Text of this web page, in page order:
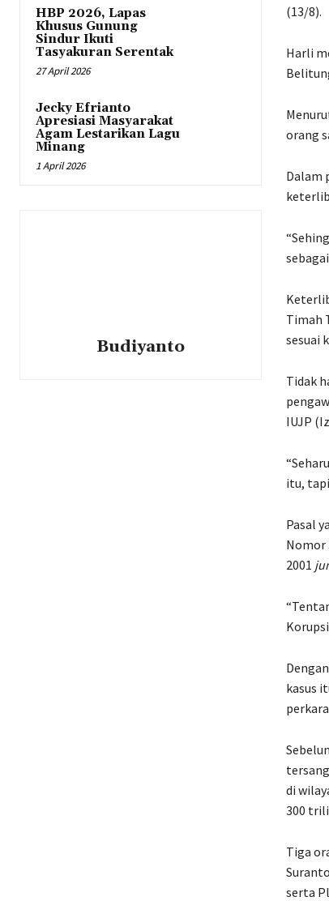
HBP 2026, Lapas
Khusus Gunung
Sindur Ikuti
Tasyakuran Serentak
27 April 2026
Jecky Efrianto
Apresiasi Masyarakat
Agam Lestarikan Lagu
Minang
1 April 2026
Budiyanto
(13/8).
Harli
orang
Dalam
Timah
sesuai
Tidak
IUJP
itu,
Pasal
Nomor
2001
Korupsi
kasus
perkara
di
300
Tiga
serta